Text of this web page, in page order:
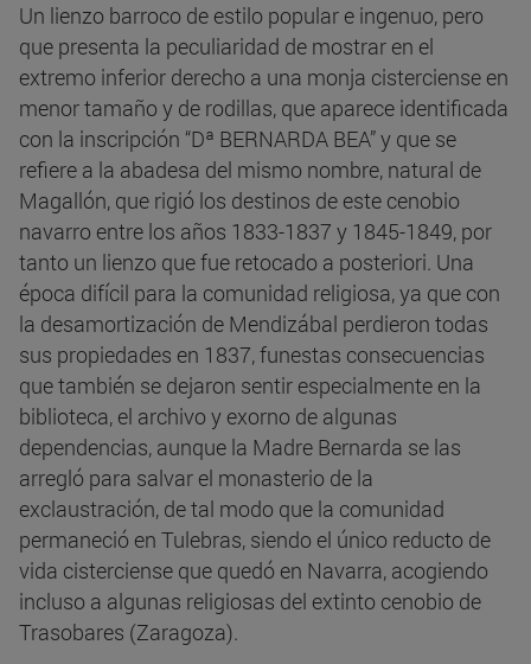
Un lienzo barroco de estilo popular e ingenuo, pero
que presenta la peculiaridad de mostrar en el
extremo inferior derecho a una monja cisterciense en
menor tamaño y de rodillas, que aparece identificada
con la inscripción “Dª BERNARDA BEA” y que se
refiere a la abadesa del mismo nombre, natural de
Magallón, que rigió los destinos de este cenobio
navarro entre los años 1833-1837 y 1845-1849, por
tanto un lienzo que fue retocado a posteriori. Una
época difícil para la comunidad religiosa, ya que con
la desamortización de Mendizábal perdieron todas
sus propiedades en 1837, funestas consecuencias
que también se dejaron sentir especialmente en la
biblioteca, el archivo y exorno de algunas
dependencias, aunque la Madre Bernarda se las
arregló para salvar el monasterio de la
exclaustración, de tal modo que la comunidad
permaneció en Tulebras, siendo el único reducto de
vida cisterciense que quedó en Navarra, acogiendo
incluso a algunas religiosas del extinto cenobio de
Trasobares (Zaragoza).